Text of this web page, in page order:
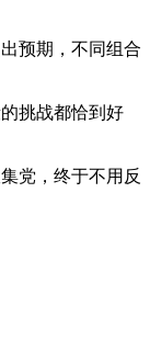
预期，不同组合
挑战都恰到好
党，终于不用反